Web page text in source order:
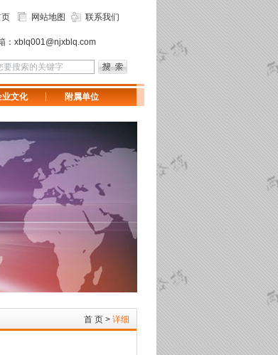
网站地图 联系我们
： xblq001@njxblq.com
业文化 附属单位
首 页> 详细